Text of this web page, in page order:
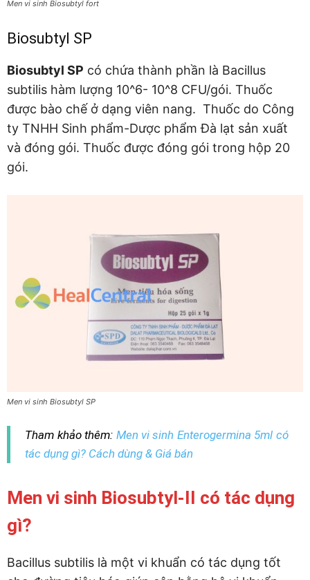
Men vi sinh Biosubtyl fort
Biosubtyl SP
Biosubtyl SP có chứa thành phần là Bacillus
subtilis hàm lượng 10^6- 10^8 CFU/gói. Thuốc
được bào chế ở dạng viên nang. Thuốc do Công
ty TNHH Sinh phẩm-Dược phẩm Đà lạt sản xuất
và đóng gói. Thuốc được đóng gói trong hộp 20
gói.
Men vi sinh Biosubtyl SP
Tham khảo thêm: Men vi sinh Enterogermina 5ml có
tác dụng gì? Cách dùng & Giá bán
Men vi sinh Biosubtyl-II có tác dụng
gì?
Bacillus subtilis là một vi khuẩn có tác dụng tốt